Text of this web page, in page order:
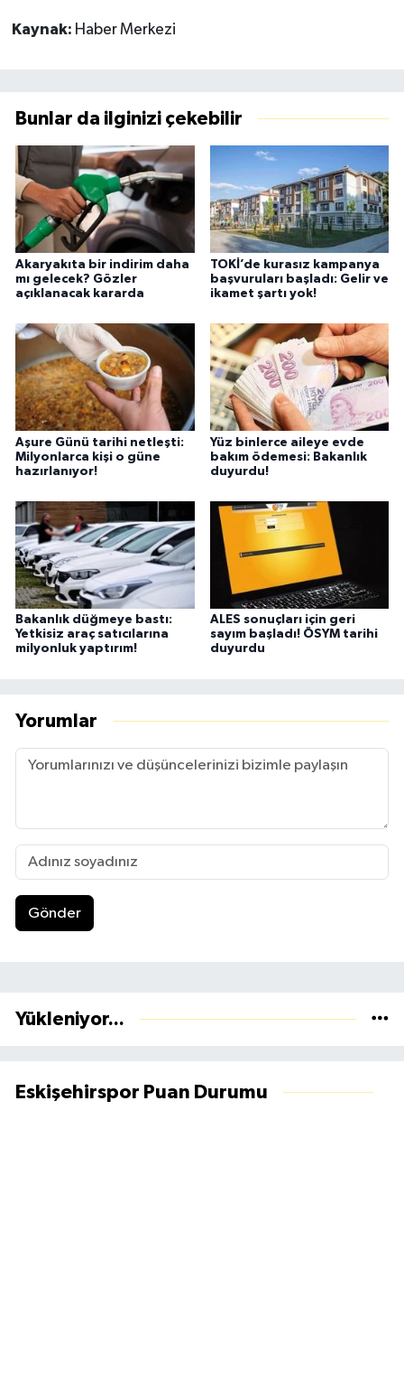
Kaynak: Haber Merkezi
Bunlar da ilginizi çekebilir
Akaryakıta bir indirim daha
mı gelecek? Gözler
açıklanacak kararda
TOKİ’de kurasız kampanya
başvuruları başladı: Gelir ve
ikamet şartı yok!
Aşure Günü tarihi netleşti:
Milyonlarca kişi o güne
hazırlanıyor!
Yüz binlerce aileye evde
bakım ödemesi: Bakanlık
duyurdu!
Bakanlık düğmeye bastı:
Yetkisiz araç satıcılarına
milyonluk yaptırım!
ALES sonuçları için geri
sayım başladı! ÖSYM tarihi
duyurdu
Yorumlar
Gönder
Yükleniyor...
Eskişehirspor Puan Durumu